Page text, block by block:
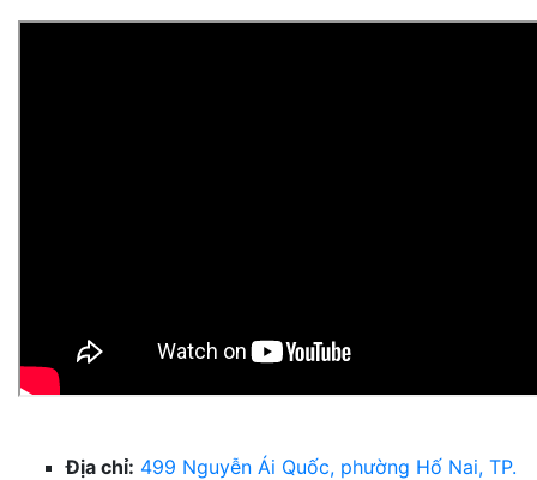
Địa chỉ: 499 Nguyễn Ái Quốc, phường Hố Nai, TP.